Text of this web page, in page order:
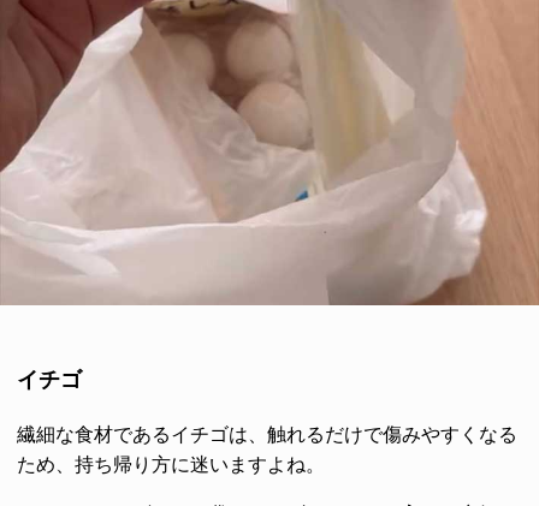
イチゴ
繊細な食材であるイチゴは、触れるだけで傷みやすくなる
ため、持ち帰り方に迷いますよね。